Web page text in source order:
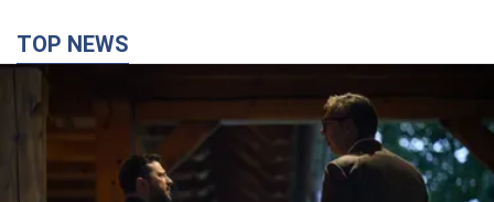
Зеленский впервые прибыл в Сербию:
запланирована встреча с Вучичем и не только.
Это первый визит главы государства в Белград
4 часа назад 82,8 т.